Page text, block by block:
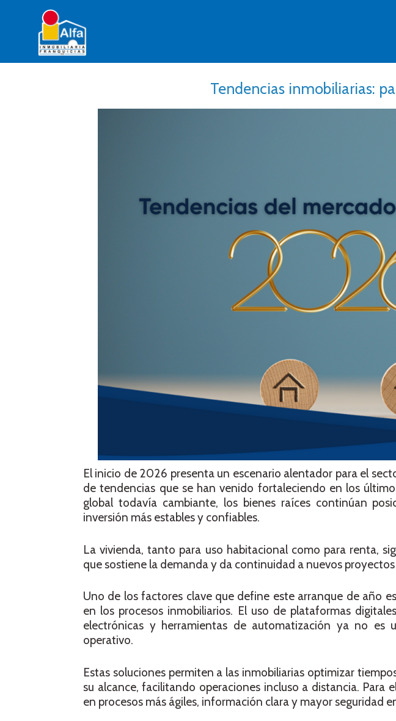
Tendencias inmobiliarias:
El inicio de 2026 presenta un escenario alentador para el
de tendencias que se han venido fortaleciendo en los
global todavía cambiante, los bienes raíces continúan
inversión más estables y confiables.
La vivienda, tanto para uso habitacional como para renta,
que sostiene la demanda y da continuidad a nuevos
Uno de los factores clave que define este arranque de año
en los procesos inmobiliarios. El uso de plataformas
electrónicas y herramientas de automatización ya no es
operativo.
Estas soluciones permiten a las inmobiliarias optimizar
su alcance, facilitando operaciones incluso a distancia. Para
en procesos más ágiles, información clara y mayor seguridad